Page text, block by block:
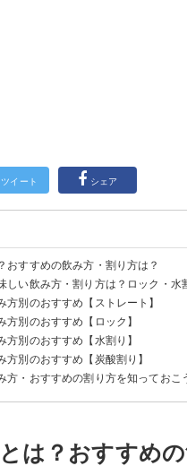
ツイート シェア
おすすめの飲み方・割り方は？
などで風味付けした蒸留酒
は大きく4つ
しい飲み方・割り方は？ロック・水
割り
方別のおすすめ【ストレート】
スター
方別のおすすめ【ロック】
ズ
方別のおすすめ【水割り】
ド フランボワーズ
方別のおすすめ【炭酸割り】
ェット27
ド カシス
方・おすすめの割り方を知っておこ
は？おすすめ